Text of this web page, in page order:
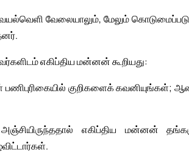
வேலையாலும், மேலும்
எகிப்திய மன்னன் கூறியது:
பணிபுரிகையில் குறிகளைக்
எகிப்திய மன்னன்